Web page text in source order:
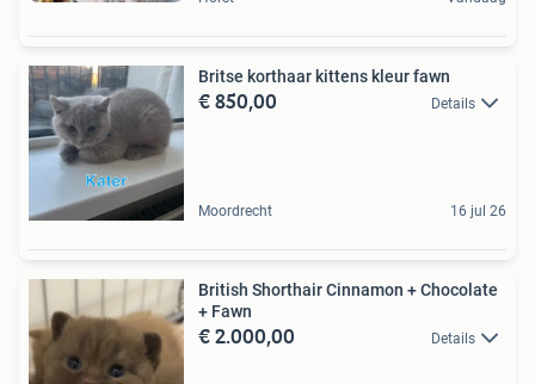
Britse korthaar kittens kleur fawn
€ 850,00 Details
Moordrecht 16 jul 26
British Shorthair Cinnamon + Chocolate
+ Fawn
€ 2.000,00 Details